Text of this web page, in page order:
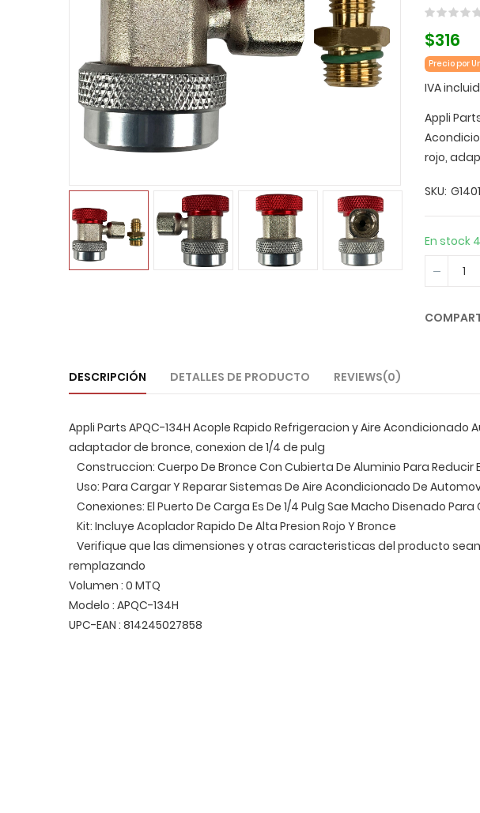
$316
Precio por
IVA
Appli
rojo,
SKU
En stock
DESCRIPCIÓN DETALLES DE PRODUCTO REVIEWS(0)
Appli Parts APQC-134H Acople Rapido Refrigeracion y Aire
adaptador de bronce, conexion de 1/4 de pulg
Construccion: Cuerpo De Bronce Con Cubierta De Aluminio Para Reducir
Uso: Para Cargar Y Reparar Sistemas De Aire Acondicionado De
Conexiones: El Puerto De Carga Es De 1/4 Pulg Sae Macho Disenado
Kit: Incluye Acoplador Rapido De Alta Presion Rojo Y Bronce
Verifique que las dimensiones y otras caracteristicas del producto
remplazando
Volumen : 0 MTQ
Modelo : APQC-134H
UPC-EAN : 814245027858